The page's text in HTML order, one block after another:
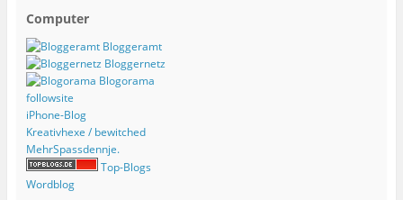
Computer
Bloggeramt
Bloggernetz
Blogorama
followsite
iPhone-Blog
Kreativhexe / bewitched
MehrSpassdennje.
Top-Blogs
Wordblog